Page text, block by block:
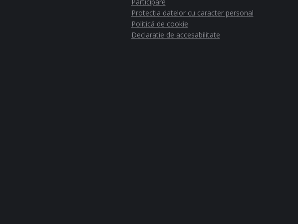
Participare
Protectia datelor cu caracter personal
Politică de cookie
Declaratie de accesabilitate